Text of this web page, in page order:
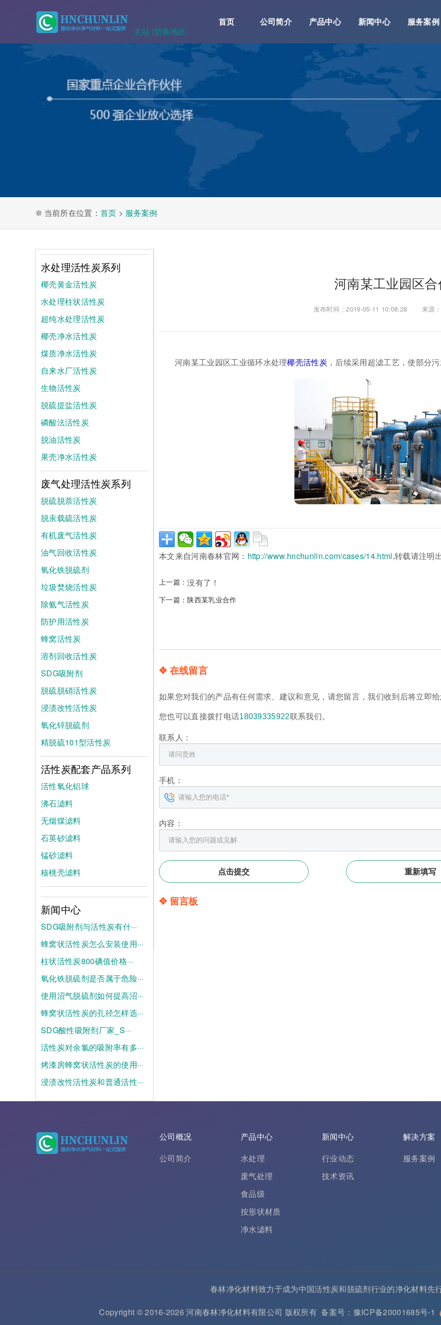
主站 |切换地区
首页 公司简介 产品中心 新闻中心 服务案例
❊ 当前所在位置： 首页 > 服务案例
河南某工业园区
发布时间：2019-05-11 10:08:28 来源
河南某工业园区工业循环水处理椰壳活性炭 ，后续采用超滤工艺，使部分
本文来自河南春林官网： http://www.hnchunlin.com/cases/14.html,转载请注明
上一篇：没有了！
下一篇：陕西某乳业合作
✥ 在线留言
如果您对我们的产品有任何需求、建议和意见，请您留言，我们收到后将立即
您也可以直接拨打电话18039335922联系我们。
联系人：
手机：
内容：
✥ 留言板
水处理活性炭系列
椰壳黄金活性炭
水处理柱状活性炭
超纯水处理活性炭
椰壳净水活性炭
煤质净水活性炭
自来水厂活性炭
生物活性炭
脱硫提盐活性炭
磷酸法活性炭
脱油活性炭
果壳净水活性炭
废气处理活性炭系列
脱硫脱萘活性炭
脱汞载硫活性炭
有机废气活性炭
油气回收活性炭
氧化铁脱硫剂
垃圾焚烧活性炭
除氨气活性炭
防护用活性炭
蜂窝活性炭
溶剂回收活性炭
SDG吸附剂
脱硫脱硝活性炭
浸渍改性活性炭
氧化锌脱硫剂
精脱硫101型活性炭
活性炭配套产品系列
活性氧化铝球
沸石滤料
无烟煤滤料
石英砂滤料
锰砂滤料
核桃壳滤料
新闻中心
SDG吸附剂与活性炭有什···
2026-08-04
蜂窝状活性炭怎么安装使用···
2026-07-28
柱状活性炭800碘值价格···
2026-07-21
氧化铁脱硫剂是否属于危险···
2025-06-19
使用沼气脱硫剂如何提高沼···
2025-06-12
蜂窝状活性炭的孔径怎样选···
2025-06-05
SDG酸性吸附剂厂家_S···
2025-05-28
活性炭对余氯的吸附率有多···
2025-05-21
烤漆房蜂窝状活性炭的使用···
2025-05-14
浸渍改性活性炭和普通活性···
2025-05-07
公司概况
公司简介
产品中心
水处理
废气处理
食品级
按形状材质
净水滤料
新闻中心
行业动态
技术资讯
解决方案
服务案例
春林净化材料致力于成为中国活性炭和脱硫剂行业的净化材料先
Copyright © 2016-2026 河南春林净化材料有限公司 版权所有备案号：豫ICP备20001685号-1